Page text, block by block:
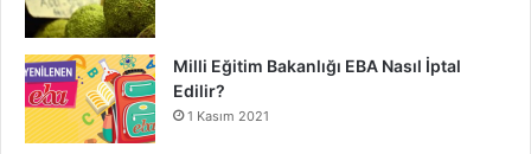
Milli Eğitim Bakanlığı EBA Nasıl İptal
Edilir?
1 Kasım 2021